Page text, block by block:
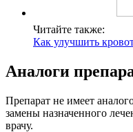
Читайте также:
Как улучшить
Аналоги
Препарат не имеет
замены назначенного
врачу.